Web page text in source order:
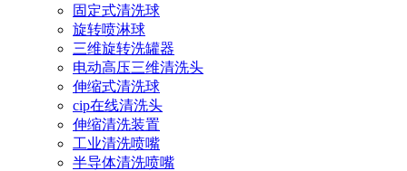
固定式清洗球
旋转喷淋球
三维旋转洗罐器
电动高压三维清洗头
伸缩式清洗球
cip在线清洗头
伸缩清洗装置
工业清洗喷嘴
半导体清洗喷嘴
最高工作温度：100°C
清洗角度：360°
接口规格：G3/4
清洗周期：10-30分钟
产品特点：
360°无死角清洗